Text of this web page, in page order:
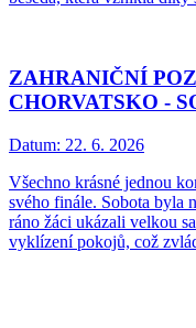
ZAHRANIČNÍ
CHORVATSKO -
Datum: 22. 6. 2026
Všechno krásné jednou
svého finále. Sobota byla
ráno žáci ukázali velkou
vyklízení pokojů, což